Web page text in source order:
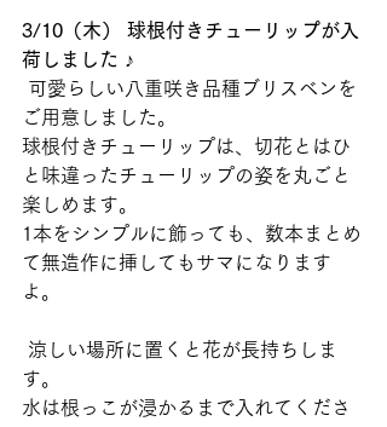
3/10（木） 球根付きチューリップが入
荷しました ♪
ご用意しました。
球根付きチューリップは、切花とはひ
と味違ったチューリップの姿を丸ごと
楽しめます。
1本をシンプルに飾っても、数本まとめ
て無造作に挿してもサマになります
よ。
す。
水は根っこが浸かるまで入れてくださ